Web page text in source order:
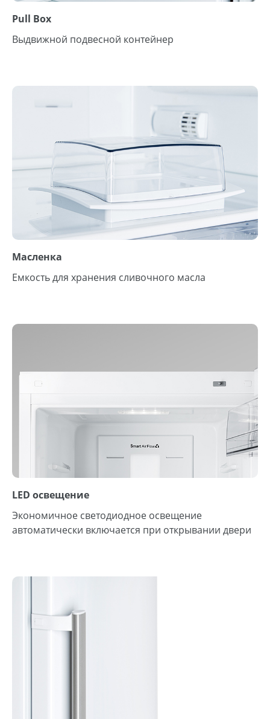
Pull Box
Выдвижной подвесной контейнер
Масленка
Емкость для хранения сливочного масла
LED освещение
Экономичное светодиодное освещение
автоматически включается при открывании двери